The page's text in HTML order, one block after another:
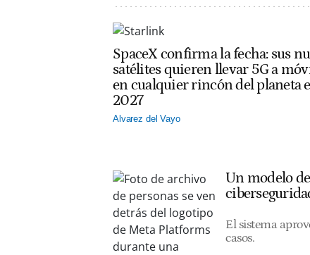
SpaceX confirma la fecha: sus
satélites quieren llevar 5G a
en cualquier rincón del planeta
2027
Alvarez del Vayo
Un modelo
El sistema
casos.